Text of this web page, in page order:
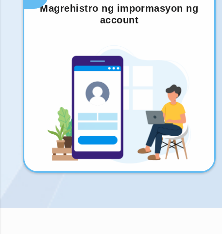
Magrehistro ng impormasyon ng
account